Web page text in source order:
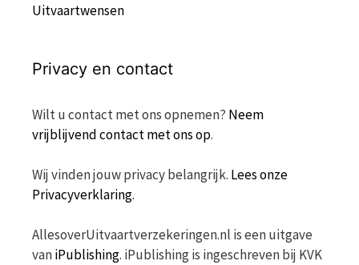
Uitvaartwensen
Privacy en contact
Wilt u contact met ons opnemen? Neem
vrijblijvend contact met ons op.
Wij vinden jouw privacy belangrijk. Lees onze
Privacyverklaring.
AllesoverUitvaartverzekeringen.nl is een uitgave
vaniPublishing. iPublishing is ingeschreven bij KVK